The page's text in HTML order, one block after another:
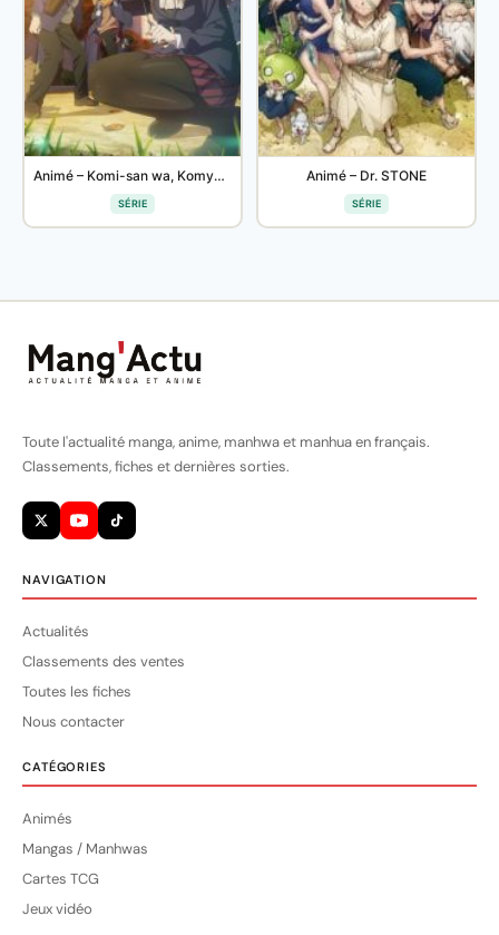
Animé – Komi-san wa, Komyushou desu. 2
SÉRIE
Animé – Dr. STONE
SÉRIE
Toute l'actualité manga, anime, manhwa et manhua en français.
Classements, fiches et dernières sorties.
NAVIGATION
Actualités
Classements des ventes
Toutes les fiches
Nous contacter
CATÉGORIES
Animés
Mangas / Manhwas
Cartes TCG
Jeux vidéo